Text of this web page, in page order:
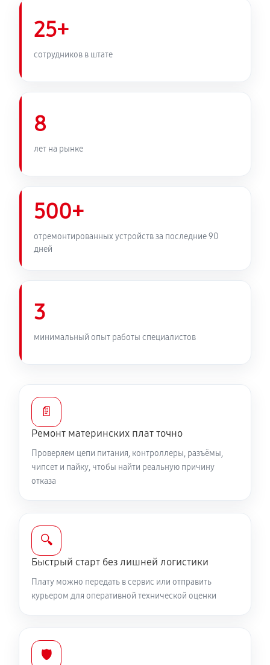
25+
сотрудников в штате
8
лет на рынке
500+
отремонтированных устройств за последние 90
дней
3
минимальный опыт работы специалистов
📄
Ремонт материнских плат точно
Проверяем цепи питания, контроллеры, разъёмы,
чипсет и пайку, чтобы найти реальную причину
отказа
🔍
Быстрый старт без лишней логистики
Плату можно передать в сервис или отправить
курьером для оперативной технической оценки
🛡️